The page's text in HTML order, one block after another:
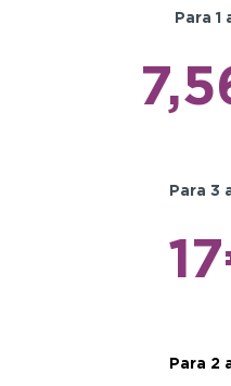
Para 1
Para 3
Para 2